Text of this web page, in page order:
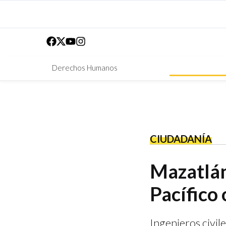
Derechos Humanos
CIUDADANÍA
Pacífico
Ingenieros